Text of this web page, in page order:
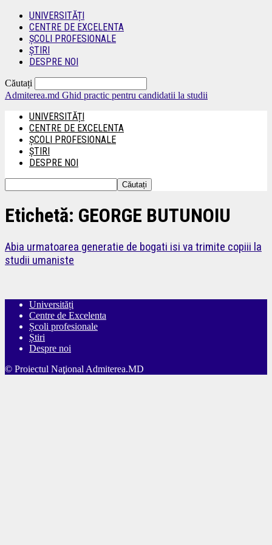
UNIVERSITĂȚI
CENTRE DE EXCELENTA
ȘCOLI PROFESIONALE
ȘTIRI
DESPRE NOI
Căutați
Admiterea.md Ghid practic pentru candidatii la studii
UNIVERSITĂȚI
CENTRE DE EXCELENTA
ȘCOLI PROFESIONALE
ȘTIRI
DESPRE NOI
Etichetă: GEORGE BUTUNOIU
Abia urmatoarea generatie de bogati isi va trimite copiii la
studii umaniste
Universități
Centre de Excelenta
Școli profesionale
Știri
Despre noi
© Proiectul Naţional Admiterea.MD